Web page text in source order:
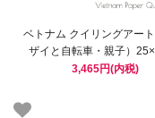
ベトナム クイリングアー
ザイと自転車・親子）
3,465円(内税)